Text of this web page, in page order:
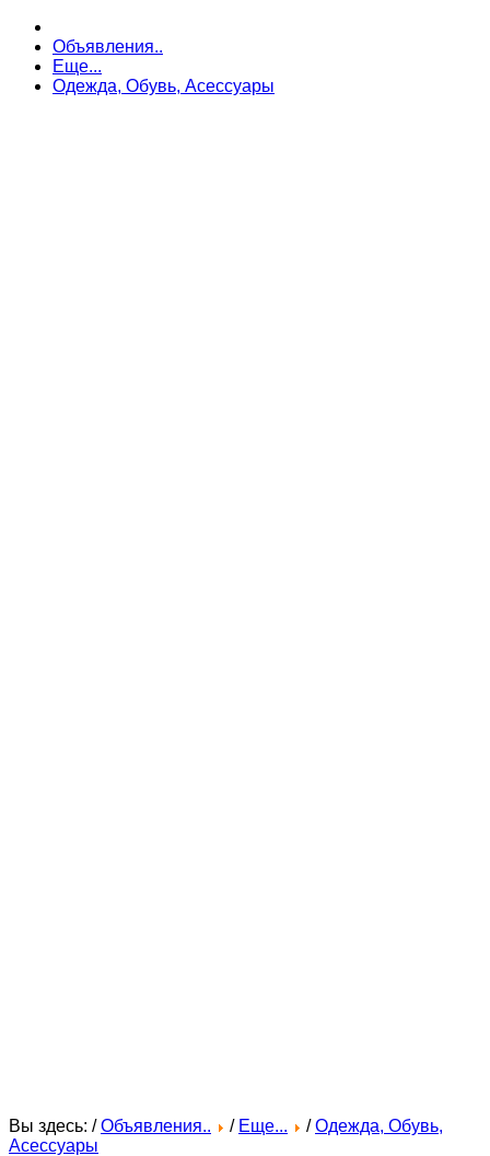
Объявления..
Еще...
Одежда, Обувь, Асессуары
Вы здесь: /Объявления.. / Еще... /Одежда, Обувь,
Асессуары